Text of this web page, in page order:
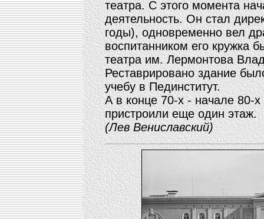
театра. С этого момента
деятельность. Он стал
годы), одновременно вел
воспитанником его кружка
театра им. Лермонтова
Реставрировано здание
учебу в Пединститут.
А в конце 70-х - начале 80-
пристроили еще один этаж.
(Лев Вениславский)